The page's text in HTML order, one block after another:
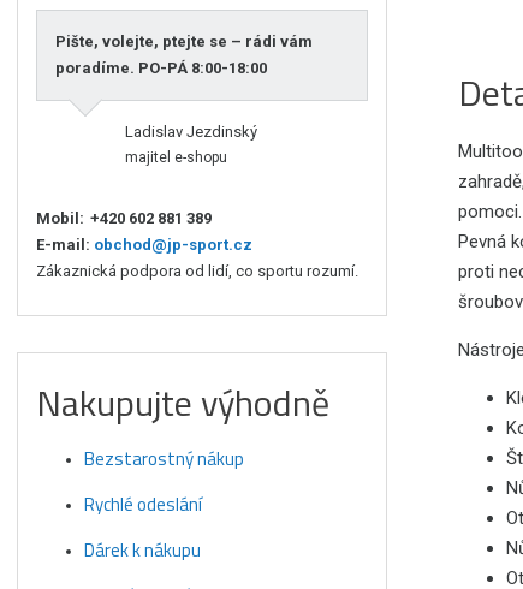
pomoci.
Pevná
proti
Nástroje
Pište, volejte, ptejte se – rádi vám
poradíme. PO-PÁ 8:00-18:00
Ladislav Jezdinský
majitel e-shopu
Mobil: +420 602 881 389
E-mail: obchod@jp-sport.cz
Zákaznická podpora od lidí, co sportu rozumí.
Nakupujte výhodně
Bezstarostný nákup
Rychlé odeslání
Dárek k nákupu